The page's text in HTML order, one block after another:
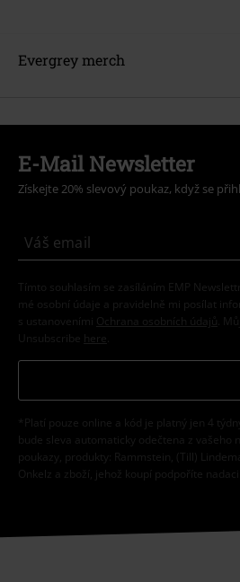
Evergrey merch
E-Mail Newsletter
Získejte 20% slevový poukaz, když se
Tímto souhlasím se zasíláním EMP
mé osobní údaje a pravidelně mi posílat
s ustanoveními
Ochrana osobních údajů .
Unsubscribe here
*Platí pouze online a kód je platný jen 4
bude sleva automaticky odečtena z vašeho
poukazy, produkty: Rammstein, (Till)
Onkelz a zboží, jehož koupí podpoříte nadaci.